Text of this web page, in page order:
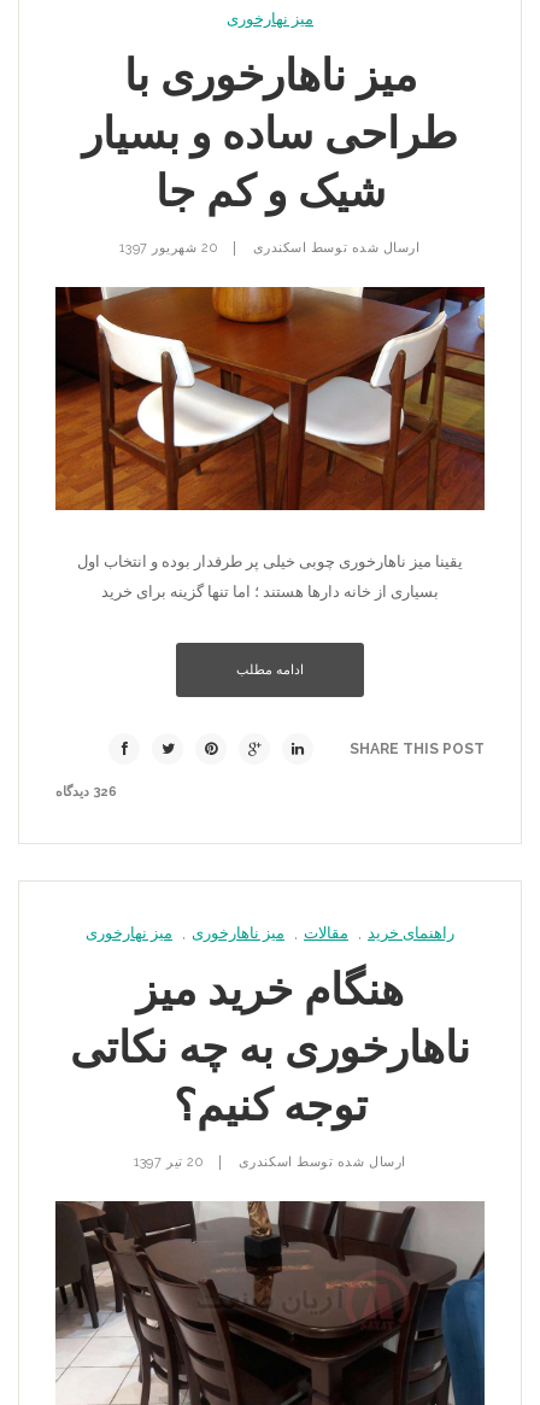
میز نهارخوری
میز ناهارخوری با
طراحی ساده و بسیار
شیک و کم جا
ارسال شده توسط اسکندری 20 شهریور 1397
یقینا میز ناهارخوری چوبی خیلی پر طرفدار بوده و انتخاب اول
بسیاری از خانه دارها هستند ؛ اما تنها گزینه برای خرید
ادامه مطلب
SHARE THIS POST
326 دیدگاه
راهنمای خرید مقالات میز ناهارخوری میز نهارخوری
هنگام خرید میز
ناهارخوری به چه نکاتی
توجه کنیم؟
ارسال شده توسط اسکندری 20 تیر 1397